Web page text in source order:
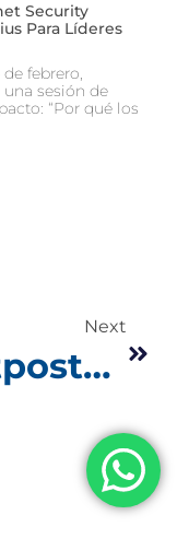
Security
Para Líderes
febrero,
una sesión de
“Por qué los
Next
Outpost24 es una Solución Sobresaliente Gracias a su Motor de Escaneo